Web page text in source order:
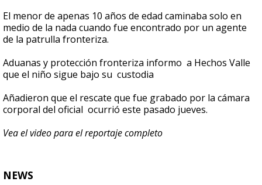
El menor de apenas 10 años de edad caminaba solo en
medio de la nada cuando fue encontrado por un agente
de la patrulla fronteriza.
Aduanas y protección fronteriza informo a Hechos Valle
que el niño sigue bajo su custodia
Añadieron que el rescate que fue grabado por la cámara
corporal del oficial ocurrió este pasado jueves.
Vea el video para el reportaje completo
NEWS